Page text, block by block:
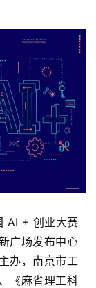
AI + 创业大赛
广场发布中心
办，南京市工
《麻省理工科